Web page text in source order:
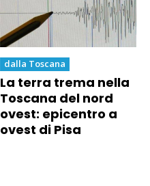
dalla Toscana
La terra trema nella
Toscana del nord
ovest: epicentro a
ovest di Pisa